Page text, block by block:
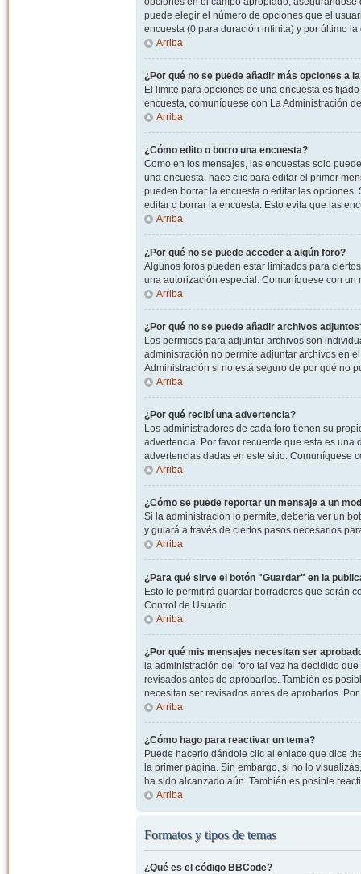
puede elegir el número de opciones que el
encuesta (0 para duración infinita) y por último
Arriba
¿Por qué no se puede añadir más opciones a
El límite para opciones de una encuesta es
encuesta, comuníquese con La Administración
Arriba
¿Cómo edito o borro una encuesta?
Como en los mensajes, las encuestas solo
una encuesta, hace clic para editar el primer
pueden borrar la encuesta o editar las
editar o borrar la encuesta. Esto evita que las
Arriba
¿Por qué no se puede acceder a algún foro?
Algunos foros pueden estar limitados para
una autorización especial. Comuníquese con
Arriba
¿Por qué no se puede añadir archivos
Los permisos para adjuntar archivos son
administración no permite adjuntar archivos en
Administración si no está seguro de por qué no
Arriba
¿Por qué recibí una advertencia?
Los administradores de cada foro tienen su
advertencia. Por favor recuerde que esta es
advertencias dadas en este sitio. Comuníquese
Arriba
¿Cómo se puede reportar un mensaje a un
Si la administración lo permite, debería ver un
y guiará a través de ciertos pasos necesarios
Arriba
¿Para qué sirve el botón "Guardar" en la
Esto le permitirá guardar borradores que serán
Control de Usuario.
Arriba
¿Por qué mis mensajes necesitan ser
la administración del foro tal vez ha decidido
revisados antes de aprobarlos. También es
necesitan ser revisados antes de aprobarlos.
Arriba
¿Cómo hago para reactivar un tema?
Puede hacerlo dándole clic al enlace que dice
la primer página. Sin embargo, si no lo
ha sido alcanzado aún. También es posible
Arriba
Formatos y tipos de temas
¿Qué es el código BBCode?